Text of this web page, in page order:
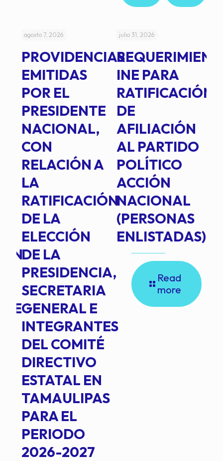
agosto 7, 2026
PROVIDENCIAS
EMITIDAS
POR EL
PRESIDENTE
NACIONAL,
CON
RELACIÓN A
LA
RATIFICACIÓN
DE LA
ELECCIÓN
DE LA
PRESIDENCIA,
SECRETARIA
GENERAL E
INTEGRANTES
DEL COMITÉ
DIRECTIVO
ESTATAL EN
TAMAULIPAS
PARA EL
PERIODO
2026-2027
julio 31, 2026
INE PARA
RATIFICACIÓN
DE
AFILIACIÓN
AL PARTIDO
POLÍTICO
ACCIÓN
NACIONAL
(PERSONAS
ENLISTADAS)
Read
more